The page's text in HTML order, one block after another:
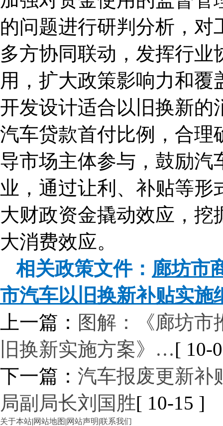
的问题进行研判分析，
多方协同联动，发挥行
用，扩大政策影响力和
开发设计适合以旧换新的
汽车贷款首付比例，合理
导市场主体参与，鼓励汽
业，通过让利、补贴等
大财政资金撬动效应，
大消费效应。
相关政策文件： 廊坊市
市汽车以旧换新补贴实施
上一篇： 图解：《廊坊市
旧换新实施方案》…[ 10-
下一篇： 汽车报废更新
局副局长刘国胜[ 10-15 ]
关于本站|网站地图 |网站声明|联系我们